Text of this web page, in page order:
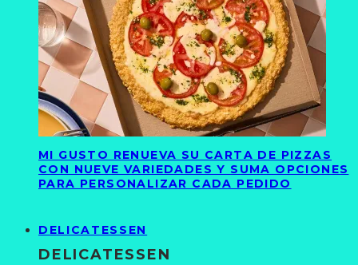
MI GUSTO RENUEVA SU CARTA DE PIZZAS
CON NUEVE VARIEDADES Y SUMA OPCIONES
PARA PERSONALIZAR CADA PEDIDO
DELICATESSEN
DELICATESSEN